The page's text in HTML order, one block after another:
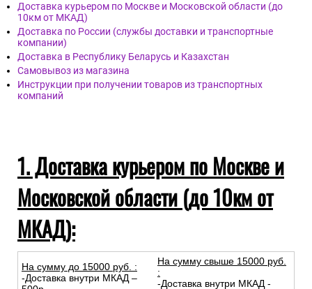
Доставка курьером по Москве и Московской области (до
10км от МКАД)
Доставка по России (службы доставки и транспортные
компании)
Доставка в Республику Беларусь и Казахстан
Самовывоз из магазина
Инструкции при получении товаров из транспортных
компаний
1. Доставка курьером по Москве и
Московской области (до 10км от
МКАД):
На сумму до 15000 руб. :
-Доставка внутри МКАД –
На сумму свыше 15000 руб.
:
-Доставка внутри МКАД -